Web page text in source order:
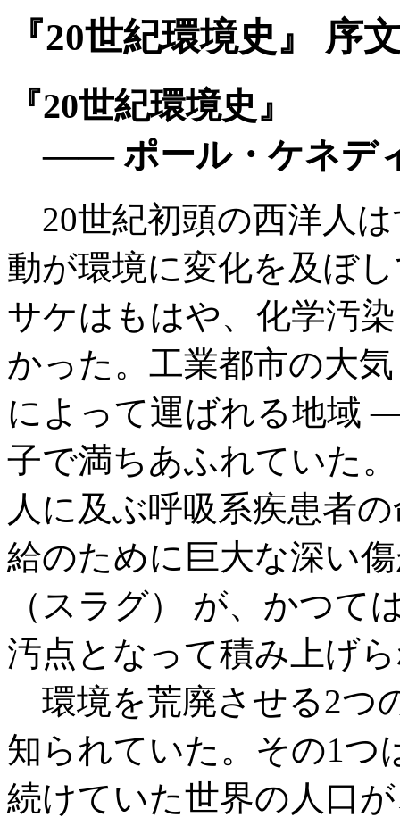
『20世紀環境史』 序
『20世紀環境史』
—— ポール・ケネデ
20世紀初頭の西洋人
動が環境に変化を及ぼ
サケはもはや、化学汚
かった。工業都市の大
によって運ばれる地域
子で満ちあふれていた
人に及ぶ呼吸系疾患者
給のために巨大な深い
（スラグ） が、かつて
汚点となって積み上げ
環境を荒廃させる2つ
知られていた。その1つ
続けていた世界の人口